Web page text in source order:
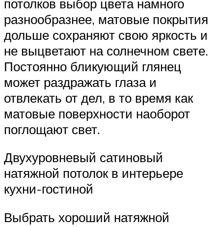
потолков выбор цвета намного
разнообразнее, матовые покрытия
дольше сохраняют свою яркость и
не выцветают на солнечном свете.
Постоянно бликующий глянец
может раздражать глаза и
отвлекать от дел, в то время как
матовые поверхности наоборот
поглощают свет.
Двухуровневый сатиновый
натяжной потолок в интерьере
кухни-гостиной
Выбрать хороший натяжной